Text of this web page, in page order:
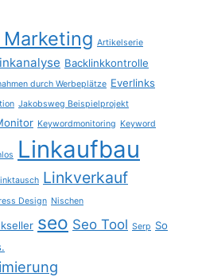
Artikelserie
Backlinkkontrolle
durch Werbeplätze Everlinks
Jakobsweg Beispielprojekt
Keywordmonitoring Keyword
Linkaufbau
Linkverkauf
Design Nischen
seo Seo Tool Serp So